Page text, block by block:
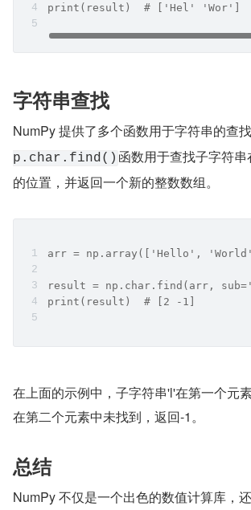
print(result)  # ['Hel' 'Wor']
字符串查找
NumPy 提供了多个函数用于字符串的查
p.char.find() 函数用于查找子字符
的位置，并返回一个新的整数数组。
arr = np.array(['Hello',
result = np.char.find(arr,
print(result)  # [2 -1]
在上面的示例中，子字符串'l'在第一个元
在第二个元素中未找到，返回-1。
总结
NumPy 不仅是一个出色的数值计算库，